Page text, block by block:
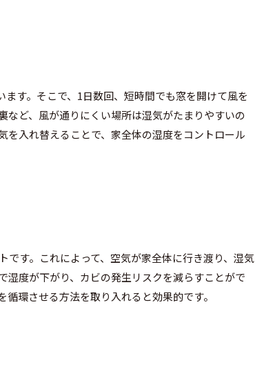
す。そこで、1日数回、短時間でも窓を開けて風を
ど、風が通りにくい場所は湿気がたまりやすいの
入れ替えることで、家全体の湿度をコントロール
す。これによって、空気が家全体に行き渡り、湿気
度が下がり、カビの発生リスクを減らすことがで
環させる方法を取り入れると効果的です。